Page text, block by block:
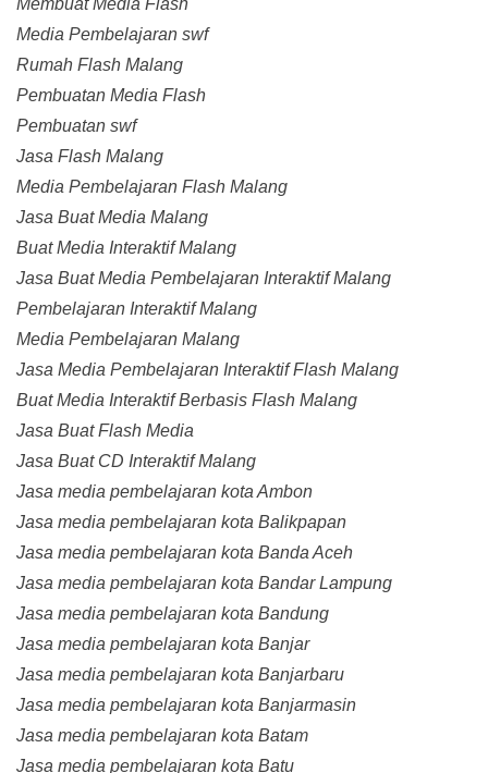
Membuat Media Flash
Media Pembelajaran swf
Rumah Flash Malang
Pembuatan Media Flash
Pembuatan swf
Jasa Flash Malang
Media Pembelajaran Flash Malang
Jasa Buat Media Malang
Buat Media Interaktif Malang
Jasa Buat Media Pembelajaran Interaktif Malang
Pembelajaran Interaktif Malang
Media Pembelajaran Malang
Jasa Media Pembelajaran Interaktif Flash Malang
Buat Media Interaktif Berbasis Flash Malang
Jasa Buat Flash Media
Jasa Buat CD Interaktif Malang
Jasa media pembelajaran kota Ambon
Jasa media pembelajaran kota Balikpapan
Jasa media pembelajaran kota Banda Aceh
Jasa media pembelajaran kota Bandar Lampung
Jasa media pembelajaran kota Bandung
Jasa media pembelajaran kota Banjar
Jasa media pembelajaran kota Banjarbaru
Jasa media pembelajaran kota Banjarmasin
Jasa media pembelajaran kota Batam
Jasa media pembelajaran kota Batu